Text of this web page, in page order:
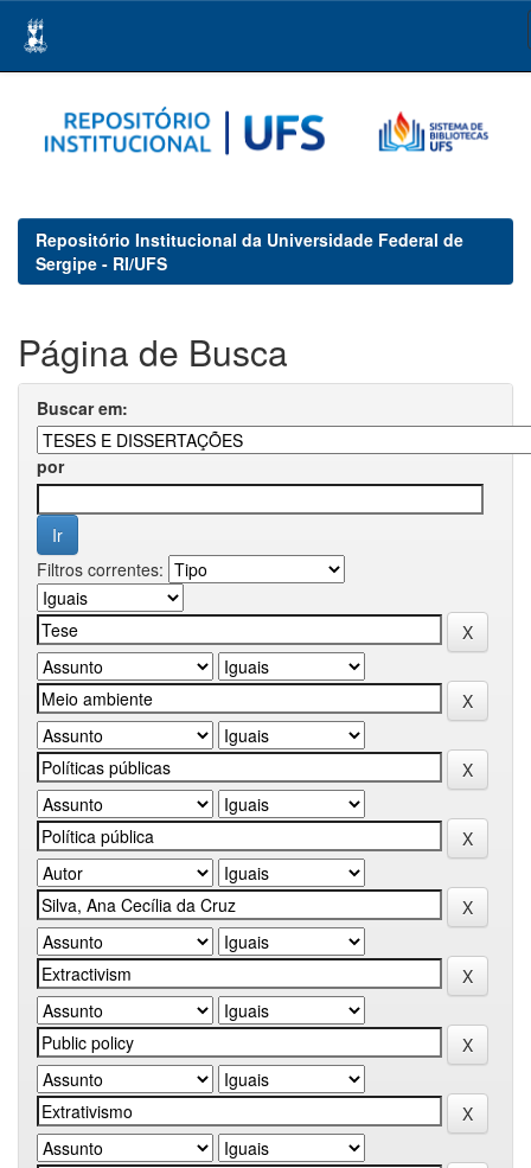
navigation
Repositório Institucional da Universidade Federal de
Sergipe - RI/UFS
Página de Busca
Buscar em:
por
Filtros correntes: